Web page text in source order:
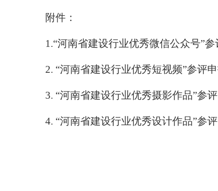
附件：
1.“河南省建设行业优秀微信公众号”
2. “河南省建设行业优秀短视频”参评
3. “河南省建设行业优秀摄影作品”参
4. “河南省建设行业优秀设计作品”参